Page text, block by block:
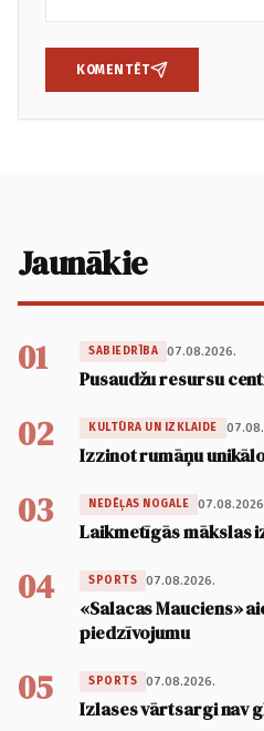
KOMENTĒT
Jaunākie
01 SABIEDRĪBA 07.08.2026.
Pusaudžu resursu
02 KULTŪRA UN IZKLAIDE
Izzinot rumāņu
03 NEDĒĻAS NOGALE
Laikmetīgās mākslas
04 SPORTS 07.08.2026.
«Salacas Mauciens»
piedzīvojumu
05 SPORTS 07.08.2026.
Izlases vārtsargi nav